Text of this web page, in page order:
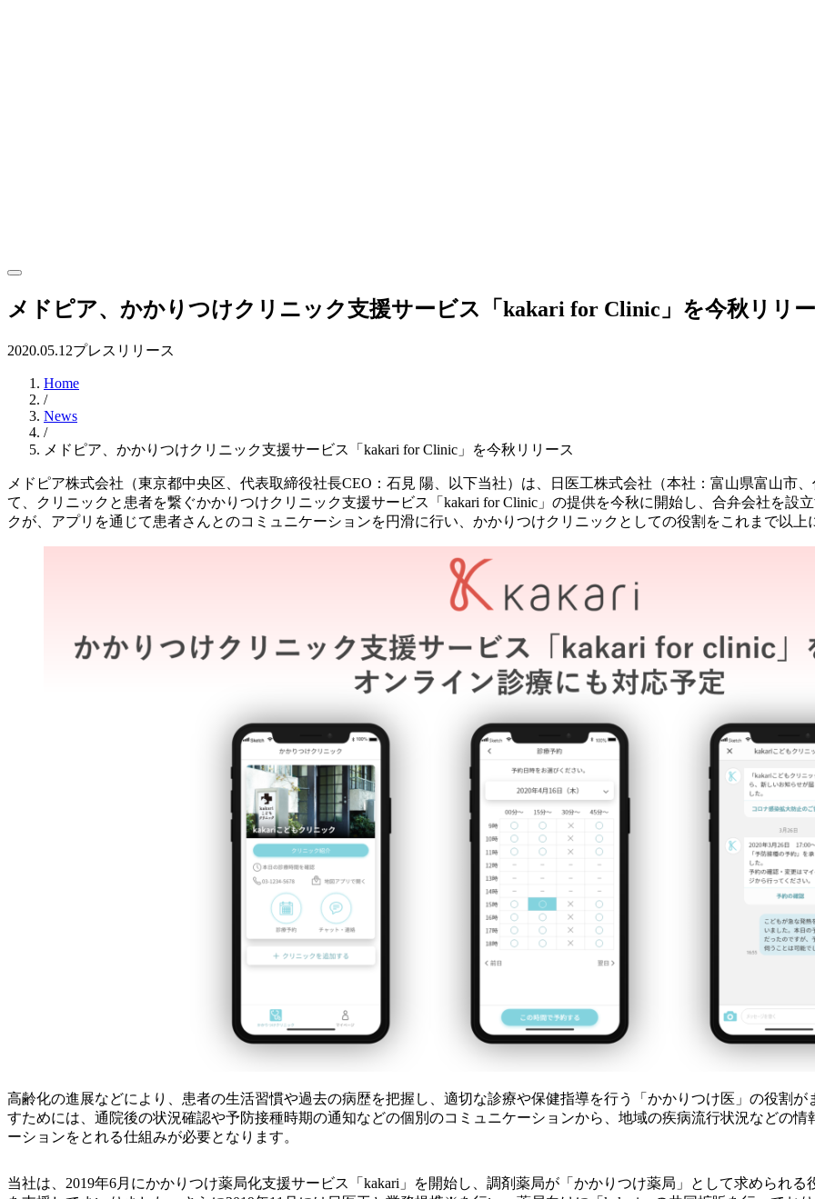
メドピア、かかりつけクリニック支援サービス「kakari for Clinic」を今秋リリ
2020.05.12プレスリリース
Home
/
News
/
メドピア、かかりつけクリニック支援サービス「kakari for Clinic」を今秋リリース
メドピア株式会社（東京都中央区、代表取締役社長CEO：石見 陽、以下当社）は、日医工株式会社（本社：富山県富山市
て、クリニックと患者を繋ぐかかりつけクリニック支援サービス「kakari for Clinic」の提供を今秋に開始し、合弁会社を設
クが、アプリを通じて患者さんとのコミュニケーションを円滑に行い、かかりつけクリニックとしての役割をこれまで以
高齢化の進展などにより、患者の生活習慣や過去の病歴を把握し、適切な診療や保健指導を行う「かかりつけ医」の役割
すためには、通院後の状況確認や予防接種時期の通知などの個別のコミュニケーションから、地域の疾病流行状況などの
ーションをとれる仕組みが必要となります。
当社は、2019年6月にかかりつけ薬局化支援サービス「kakari」を開始し、調剤薬局が「かかりつけ薬局」として求められ